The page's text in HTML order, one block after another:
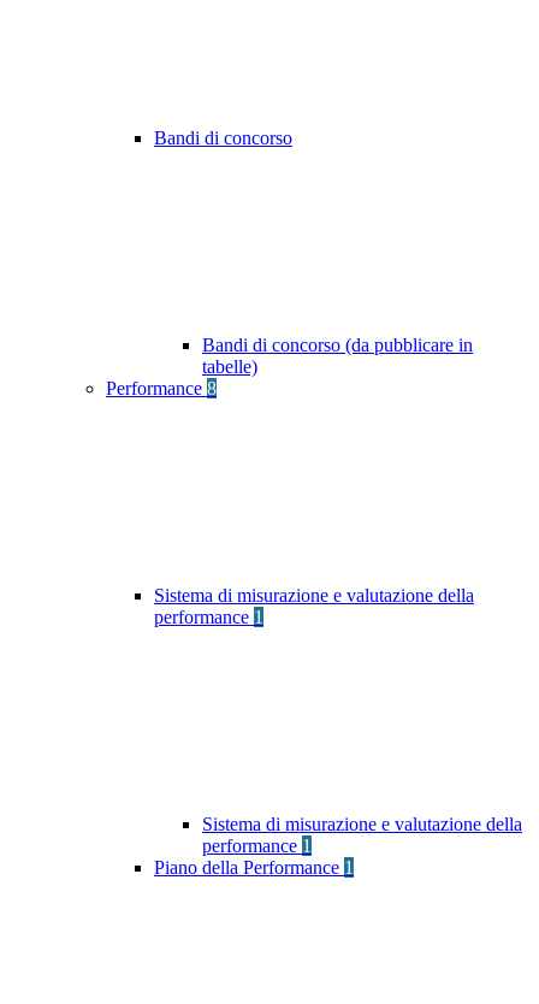
Bandi di concorso
Bandi di concorso (da pubblicare in
tabelle)
Performance 8
Sistema di misurazione e valutazione della
performance 1
Sistema di misurazione e valutazione della
performance 1
Piano della Performance 1